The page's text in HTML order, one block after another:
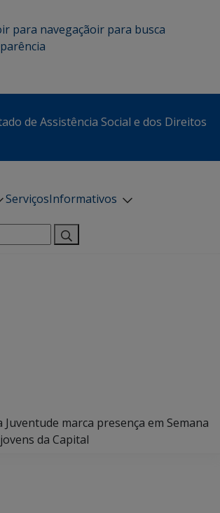
ir para navegaçãoir para busca
de Assistência Social e dos Direitos
ServiçosInformativos
Juventude marca presença em Semana
da Capital